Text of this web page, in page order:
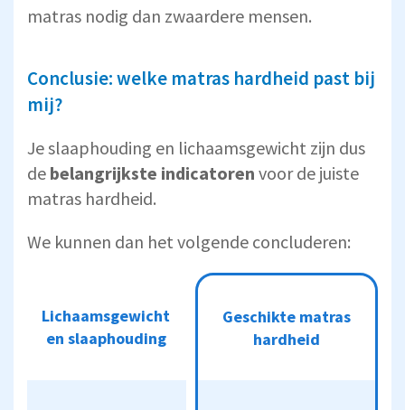
matras nodig dan zwaardere mensen.
Conclusie: welke matras hardheid past bij
mij?
Je slaaphouding en lichaamsgewicht zijn dus
de belangrijkste indicatoren voor de juiste
matras hardheid.
We kunnen dan het volgende concluderen:
en slaaphouding
matras
hardheid
Andere
benamingen
Geschikte matras
hardheid
Lichaamsgewicht
en slaaphouding